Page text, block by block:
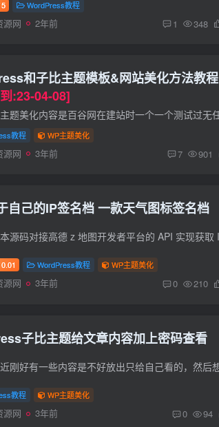
5 WordPress教程
源网 2年前 1 348
和子比主题模板&网站美化方法教程
:23-04-08]
教程 WP主题美化
源网 3年前 7 901
自己的IP签名档 一款天气图标签名档
0.01 WordPress教程 WP主题美化
源网 3年前 0 210
子比主题给文章内容加上密码查看
教程 WP主题美化
源网 3年前 0 94